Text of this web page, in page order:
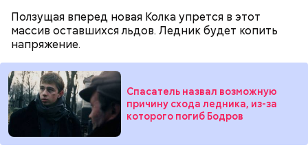
Ползущая вперед новая Колка упрется в этот
массив оставшихся льдов. Ледник будет копить
напряжение.
Спасатель назвал возможную
причину схода ледника, из-за
которого погиб Бодров